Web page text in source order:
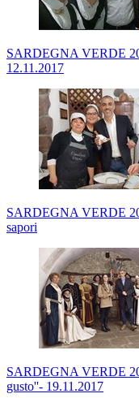
SARDEGNA VERDE
12.11.2017
SARDEGNA VERDE
sapori
SARDEGNA VERDE
gusto''- 19.11.2017